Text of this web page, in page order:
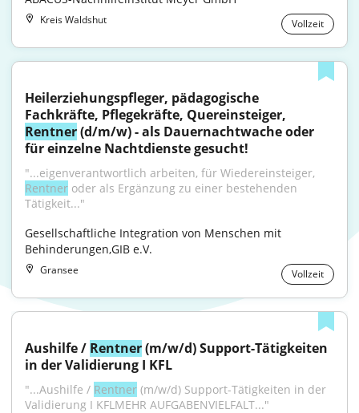
Kreis Waldshut Vollzeit
Heilerziehungspfleger, pädagogische
Rentner (d/m/w) - als Dauernachtwache oder
für einzelne Nachtdienste gesucht!
Rentner oder als Ergänzung zu einer bestehenden
Tätigkeit..."
Gesellschaftliche Integration von Menschen mit
Behinderungen,GIB e.V.
Gransee Vollzeit
Aushilfe / Rentner (m/w/d) Support-Tätigkeiten
in der Validierung I KFL
"...Aushilfe / Rentner (m/w/d) Support-Tätigkeiten in der
Validierung I KFLMEHR AUFGABENVIELFALT..."